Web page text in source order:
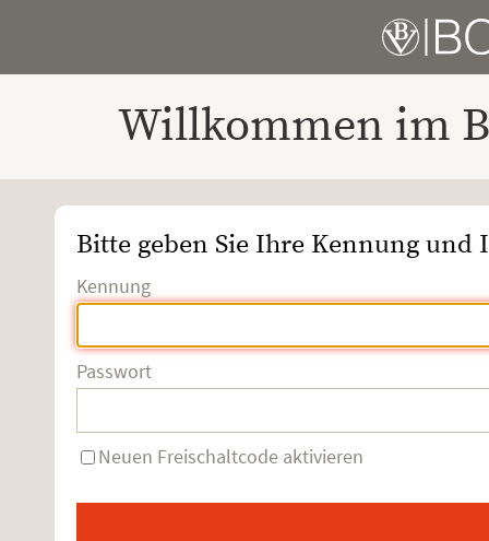
Willkommen im
Bitte geben Sie Ihre Kennung und
Kennung
Passwort
Neuen Freischaltcode aktivieren